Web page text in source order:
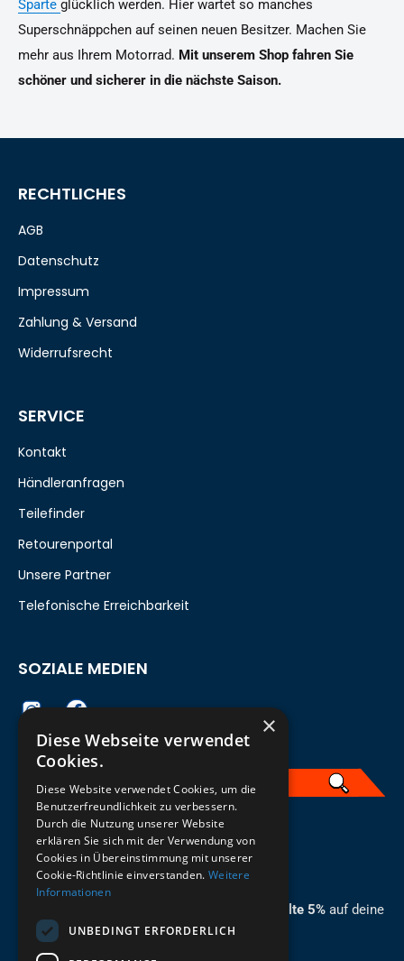
Sparte glücklich werden. Hier wartet so manches
Superschnäppchen auf seinen neuen Besitzer. Machen Sie
mehr aus Ihrem Motorrad. Mit unserem Shop fahren Sie
schöner und sicherer in die nächste Saison.
ZUM NEWSLETTER ANMELDEN
Melde dich jetzt zum Newsletter an und erhalte 5% auf deine
erste Bestellung.
RECHTLICHES
AGB
Datenschutz
Impressum
Zahlung & Versand
Widerrufsrecht
SERVICE
Kontakt
Händleranfragen
Teilefinder
Retourenportal
Unsere Partner
Telefonische Erreichbarkeit
SOZIALE MEDIEN
German
×
Diese Webseite verwendet
Cookies.
Diese Website verwendet Cookies, um die
Benutzerfreundlichkeit zu verbessern.
Durch die Nutzung unserer Website
erklären Sie sich mit der Verwendung von
Cookies in Übereinstimmung mit unserer
Cookie-Richtlinie einverstanden. Weitere
Informationen
UNBEDINGT ERFORDERLICH